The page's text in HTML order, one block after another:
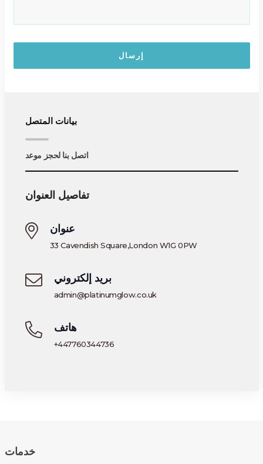
بيانات المتصل
اتصل بنا لحجز موعد
تفاصيل العنوان
عنوان
33 Cavendish Square,London W1G 0PW
بريد إلكتروني
admin@platinumglow.co.uk
هاتف
+447760344736
إرسال
خدمات